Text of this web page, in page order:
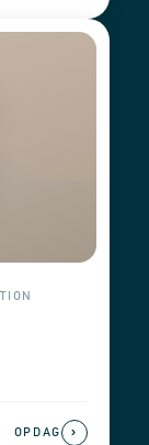
OPDAG ›